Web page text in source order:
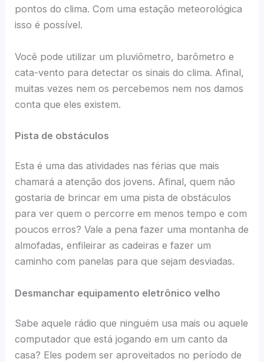
pontos do clima. Com uma estação meteorológica
isso é possível.
Você pode utilizar um pluviômetro, barômetro e
cata-vento para detectar os sinais do clima. Afinal,
muitas vezes nem os percebemos nem nos damos
conta que eles existem.
Pista de obstáculos
Esta é uma das atividades nas férias que mais
chamará a atenção dos jovens. Afinal, quem não
gostaria de brincar em uma pista de obstáculos
para ver quem o percorre em menos tempo e com
poucos erros? Vale a pena fazer uma montanha de
almofadas, enfileirar as cadeiras e fazer um
caminho com panelas para que sejam desviadas.
Desmanchar equipamento eletrônico velho
Sabe aquele rádio que ninguém usa mais ou aquele
computador que está jogando em um canto da
casa? Eles podem ser aproveitados no período de